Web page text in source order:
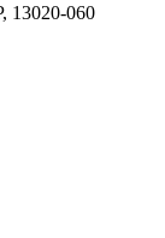
13020-060